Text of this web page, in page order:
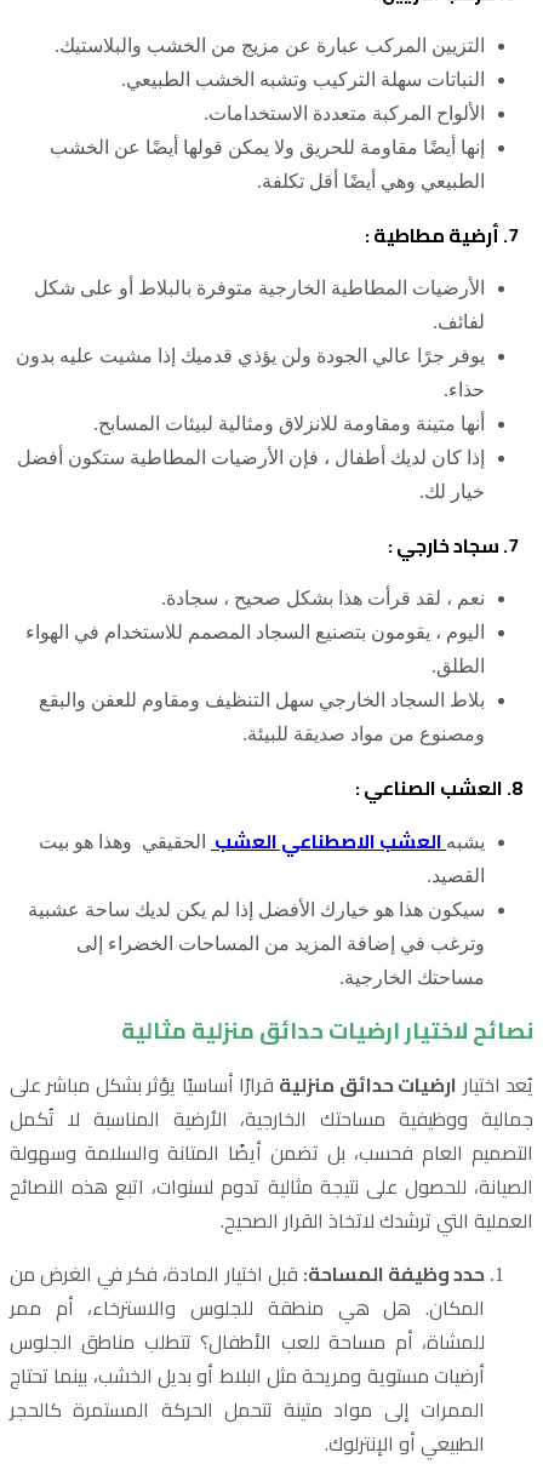
التزيين المركب عبارة عن مزيج من الخشب والبلاستيك.
النباتات سهلة التركيب وتشبه الخشب الطبيعي.
الألواح المركبة متعددة الاستخدامات.
إنها أيضًا مقاومة للحريق ولا يمكن قولها أيضًا عن الخشب
الطبيعي وهي أيضًا أقل تكلفة.
الأرضيات المطاطية الخارجية متوفرة بالبلاط أو على شكل
لفائف.
يوفر جرًا عالي الجودة ولن يؤذي قدميك إذا مشيت عليه بدون
حذاء.
أنها متينة ومقاومة للانزلاق ومثالية لبيئات المسابح.
إذا كان لديك أطفال ، فإن الأرضيات المطاطية ستكون أفضل
خيار لك.
نعم ، لقد قرأت هذا بشكل صحيح ، سجادة.
اليوم ، يقومون بتصنيع السجاد المصمم للاستخدام في الهواء
الطلق.
بلاط السجاد الخارجي سهل التنظيف ومقاوم للعفن والبقع
ومصنوع من مواد صديقة للبيئة.
يشبهالعشب الاصطناعي العشب الحقيقي وهذا هو بيت
القصيد.
سيكون هذا هو خيارك الأفضل إذا لم يكن لديك ساحة عشبية
وترغب في إضافة المزيد من المساحات الخضراء إلى
مساحتك الخارجية.
نصائح لاختيار ارضيات حدائق منزلية مثالية
يُعد اختيارارضيات حدائق منزلية قرارًا أساسيًا يؤثر بشكل مباشر على
جمالية ووظيفية مساحتك الخارجية، الأرضية المناسبة لا تُكمل
التصميم العام فحسب، بل تضمن أيضًا المتانة والسلامة وسهولة
الصيانة، للحصول على نتيجة مثالية تدوم لسنوات، اتبع هذه النصائح
العملية التي ترشدك لاتخاذ القرار الصحيح.
حدد وظيفة المساحة: قبل اختيار المادة، فكر في الغرض من
المكان. هل هي منطقة للجلوس والاسترخاء، أم ممر
للمشاة، أم مساحة للعب الأطفال؟ تتطلب مناطق الجلوس
أرضيات مستوية ومريحة مثل البلاط أو بديل الخشب، بينما تحتاج
الممرات إلى مواد متينة تتحمل الحركة المستمرة كالحجر
الطبيعي أو الإنترلوك.